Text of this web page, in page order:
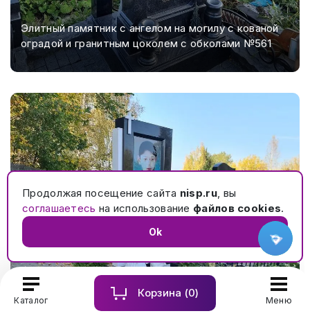
Каталог
Корзина (0)
Меню
Элитный памятник с ангелом на могилу с кованой
оградой и гранитным цоколем с обколами №561
Продолжая посещение сайта nisp.ru, вы
соглашаетесь на использование файлов cookies.
Ok